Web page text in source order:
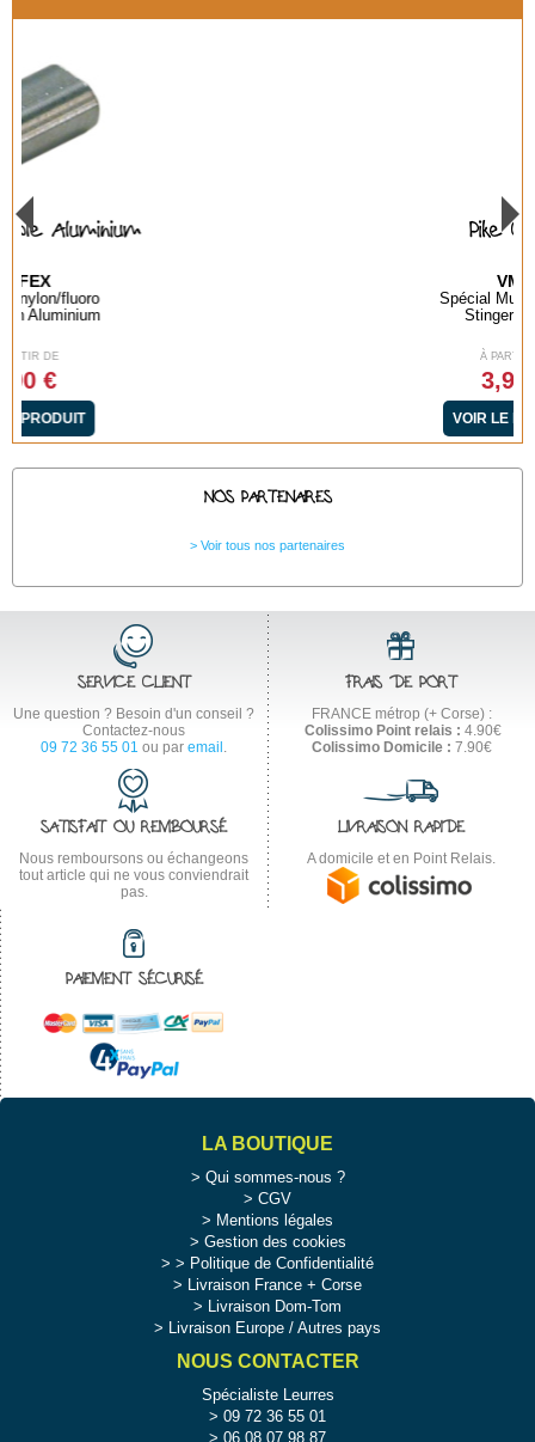
NOS PARTENAIRES
Voir tous nos partenaires
SERVICE CLIENT
Une question ? Besoin d'un conseil ?
Contactez-nous
09 72 36 55 01 ou par email .
FRAIS DE PORT
FRANCE métrop (+ Corse) :
Colissimo Point relais : 4.90€
Colissimo Domicile : 7.90€
SATISFAIT OU REMBOURSÉ
Nous remboursons ou échangeons
tout article qui ne vous conviendrait
pas.
LIVRAISON RAPIDE
A domicile et en Point Relais.
PAIEMENT SÉCURISÉ
LA BOUTIQUE
Qui sommes-nous ?
CGV
Mentions légales
Gestion des cookies
>
Politique de Confidentialité
Livraison France + Corse
Livraison Dom-Tom
Livraison Europe / Autres pays
NOUS CONTACTER
Spécialiste Leurres
09 72 36 55 01
06 08 07 98 87